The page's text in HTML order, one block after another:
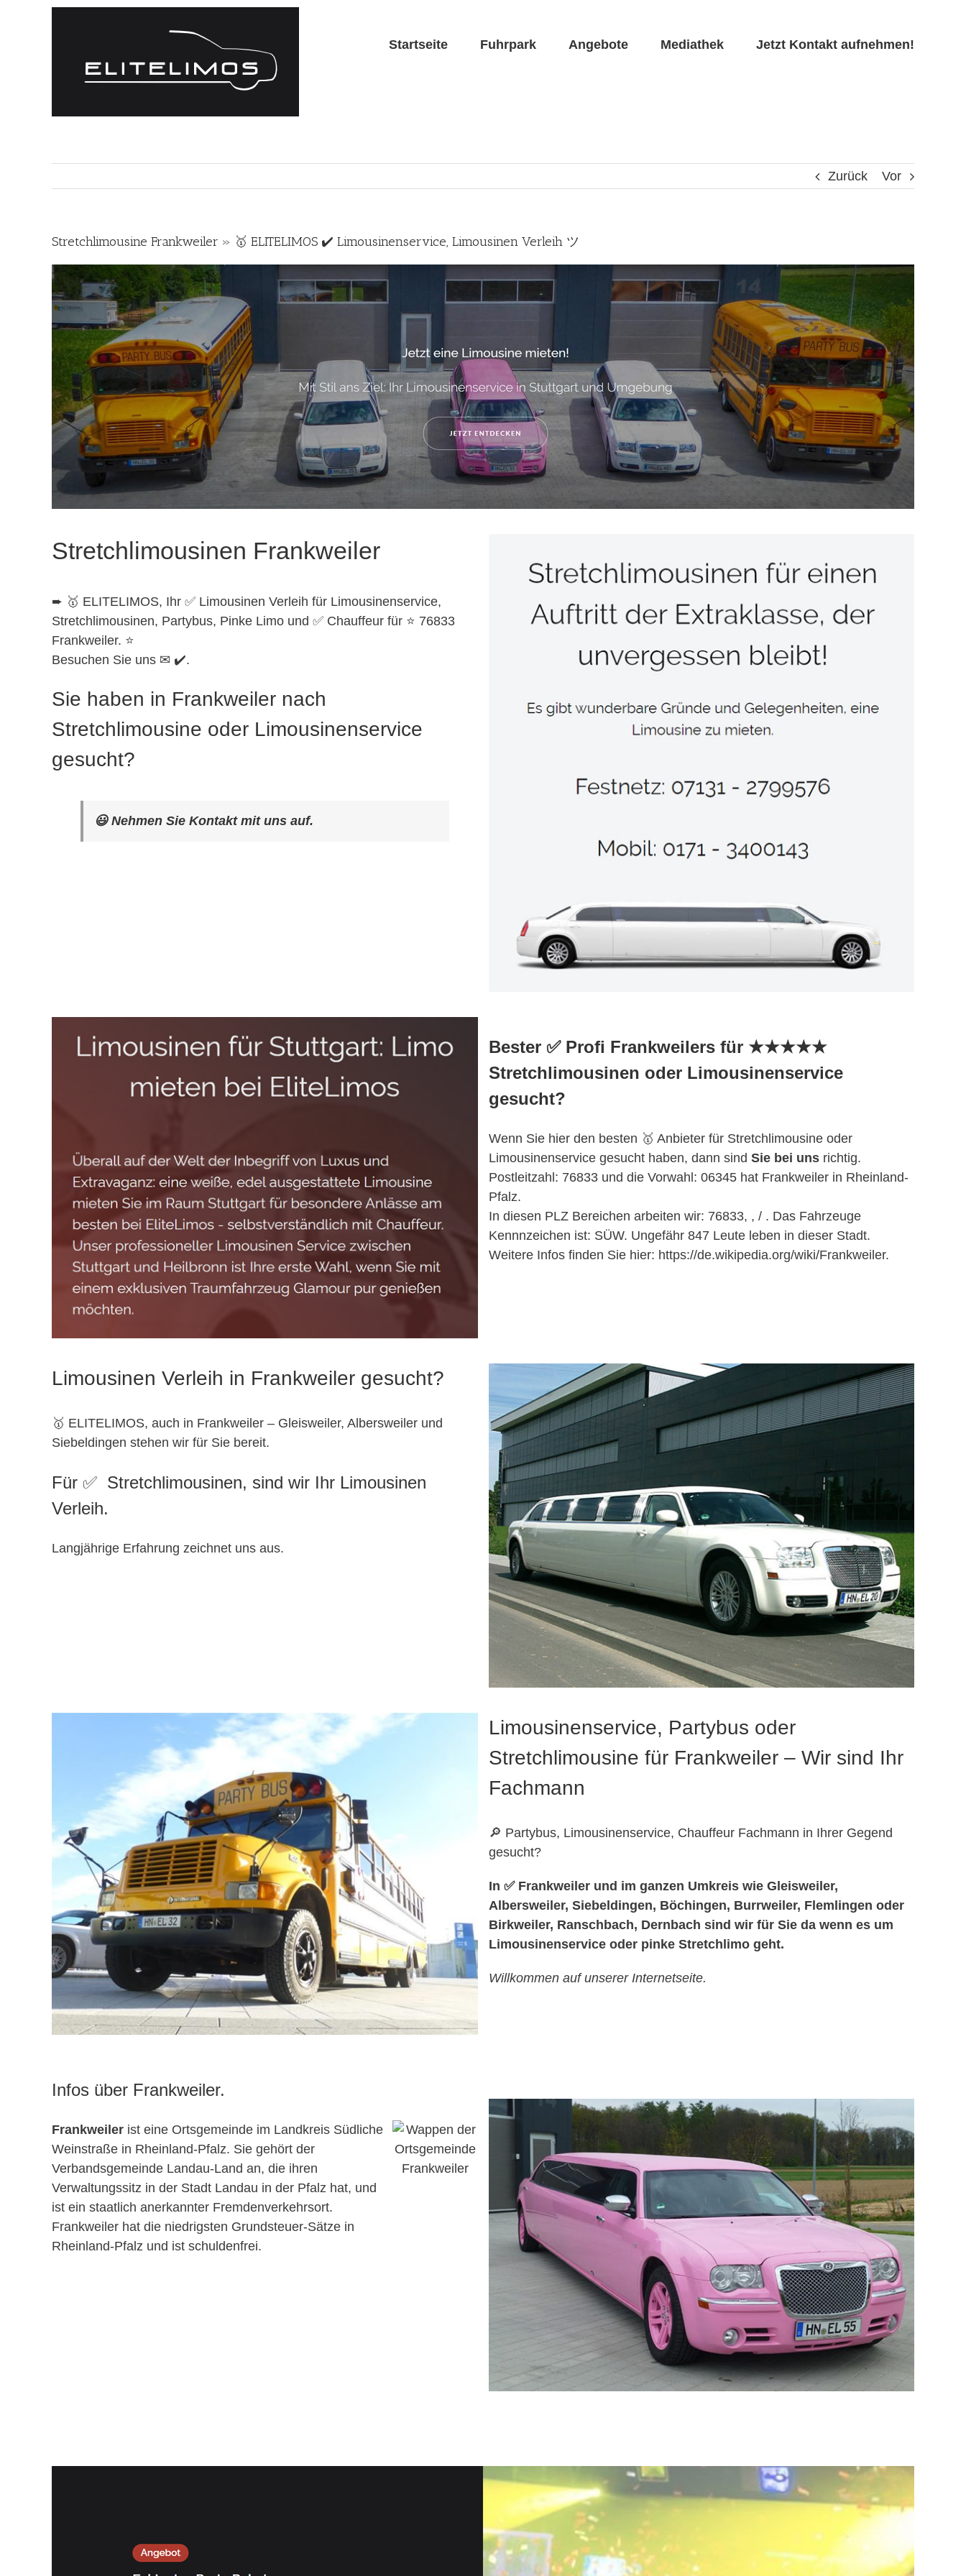
Startseite Fuhrpark Angebote Mediathek Jetzt Kontakt aufnehmen!
Zurück Vor
Stretchlimousine Frankweiler » 🥇 ELITELIMOS ✔️ Limousinenservice, Limousinen Verleih ツ
Stretchlimousinen Frankweiler
➨ 🥇 ELITELIMOS, Ihr ✅ Limousinen Verleih für Limousinenservice,
Stretchlimousinen, Partybus, Pinke Limo und ✅ Chauffeur für ⭐ 76833
Frankweiler. ⭐
Besuchen Sie uns ✉ ✔️.
Sie haben in Frankweiler nach
Stretchlimousine oder Limousinenservice
gesucht?
😃 Nehmen Sie Kontakt mit uns auf.
Bester ✅ Profi Frankweilers für ★★★★★
Stretchlimousinen oder Limousinenservice
gesucht?
Wenn Sie hier den besten 🥇 Anbieter für Stretchlimousine oder
Limousinenservice gesucht haben, dann sind Sie bei unsrichtig.
Postleitzahl: 76833 und die Vorwahl: 06345 hat Frankweiler in Rheinland-
Pfalz.
In diesen PLZ Bereichen arbeiten wir: 76833, , / . Das Fahrzeuge
Kennnzeichen ist: SÜW. Ungefähr 847 Leute leben in dieser Stadt.
Weitere Infos finden Sie hier: https://de.wikipedia.org/wiki/Frankweiler.
Limousinen Verleih in Frankweiler gesucht?
🥇 ELITELIMOS, auch in Frankweiler – Gleisweiler, Albersweiler und
Siebeldingen stehen wir für Sie bereit.
Für ✅ Stretchlimousinen, sind wir Ihr Limousinen
Verleih.
Langjährige Erfahrung zeichnet uns aus.
Limousinenservice, Partybus oder
Stretchlimousine für Frankweiler – Wir sind Ihr
Fachmann
🔎 Partybus, Limousinenservice, Chauffeur Fachmann in Ihrer Gegend
gesucht?
In ✅ Frankweiler und im ganzen Umkreis wie Gleisweiler,
Albersweiler, Siebeldingen, Böchingen, Burrweiler, Flemlingen oder
Birkweiler, Ranschbach, Dernbach sind wir für Sie da wenn es um
Limousinenservice oder pinke Stretchlimo geht.
Willkommen auf unserer Internetseite.
Infos über Frankweiler.
Frankweiler ist eine Ortsgemeinde im Landkreis Südliche
Weinstraße in Rheinland-Pfalz. Sie gehört der
Verbandsgemeinde Landau-Land an, die ihren
Verwaltungssitz in der Stadt Landau in der Pfalz hat, und
ist ein staatlich anerkannter Fremdenverkehrsort.
Frankweiler hat die niedrigsten Grundsteuer-Sätze in
Rheinland-Pfalz und ist schuldenfrei.